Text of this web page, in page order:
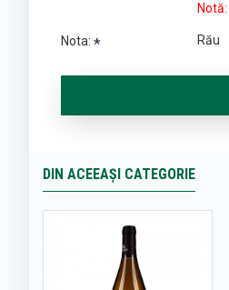
Notă:
Nota: Rău
DIN ACEEAȘI CATEGORIE